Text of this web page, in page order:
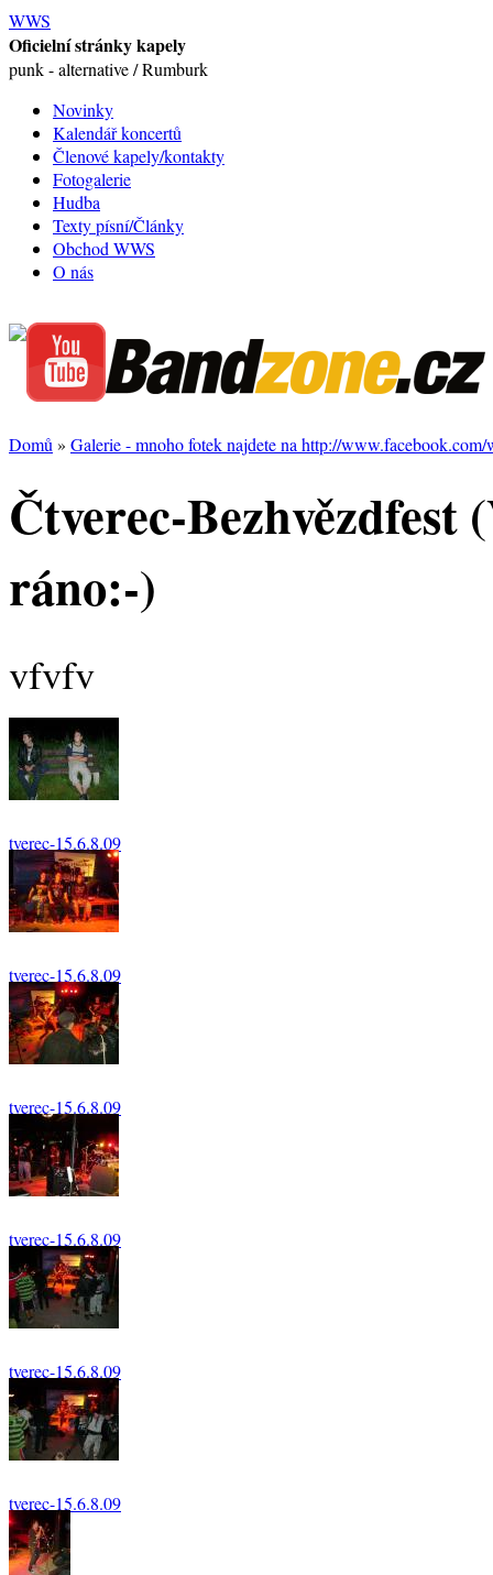
WWS
Oficielní stránky kapely
punk - alternative / Rumburk
Novinky
Kalendář koncertů
Členové kapely/kontakty
Fotogalerie
Hudba
Texty písní/Články
Obchod WWS
O nás
Domů » Galerie - mnoho fotek najdete na http://www.facebook.com/
Čtverec-Bezhvězdfest
ráno:-)
vfvfv
tverec-15.6.8.09
108
tverec-15.6.8.09
111
tverec-15.6.8.09
114
tverec-15.6.8.09
118
tverec-15.6.8.09
125
tverec-15.6.8.09
126